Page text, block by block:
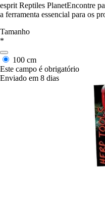
esprit Reptiles PlanetEncontre
a ferramenta essencial para os
Tamanho
*
100 cm
Este campo é obrigatório
Enviado em 8 dias